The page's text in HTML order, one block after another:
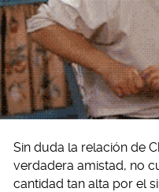
Sin duda la relación de
verdadera amistad, no
cantidad tan alta por el